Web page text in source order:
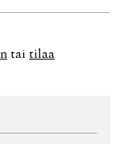
on
ja perheensä
arvo
lasketun
tai tilaa